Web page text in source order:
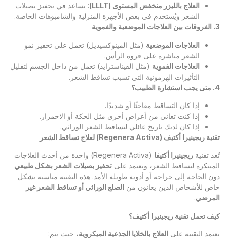
العلاج بالليزر منخفض المستوى (LLLT)
: يساعد في تحفيز بصيلات
الشعر ويُستخدم في بعض الأجهزة المنزلية والشامبوهات الخاصة.
3. الفروقات بين العلاجات الموضعية والفموية
العلاجات الموضعية (مثل المينوكسيديل) تعمل على تحفيز نمو
الشعر مباشرة على فروة الرأس.
العلاجات الفموية (مثل الفيناسترايد) تعمل من داخل الجسم لتقليل
التأثيرات الهرمونية التي تسبب تساقط الشعر.
4. متى يجب استشارة الطبيب؟
إذا كان التساقط مفاجئًا أو شديدًا.
إذا كنت تعاني من أعراض أخرى مثل الحكة أو الاحمرار.
إذا كان لديك تاريخ عائلي لتساقط الشعر الوراثي.
تقنية ريجينيرا أكتيف (Regenera Activa) لعلاج تساقط الشعر
تُعد تقنية ريجينيرا أكتيفا
(Regenera Activa) واحدة من أحدث العلاجات
المبتكرة لتساقط الشعر، وتعتمد على تحفيز بصيلات الشعر بشكل طبيعي
دون الحاجة إلى جراحة أو أدوية طويلة الأمد. هذه التقنية مناسبة بشكل
خاص للأشخاص الذين يعانون من الصلع الوراثي أو تساقط الشعر غير
المرضي.
كيف تعمل تقنية ريجينيرا أكتيف؟
تعتمد التقنية على العلاج بالخلايا الجذعية الميكروية، حيث يتم: